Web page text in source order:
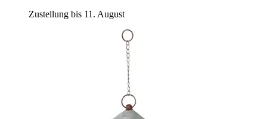
Zustellung bis 11. August